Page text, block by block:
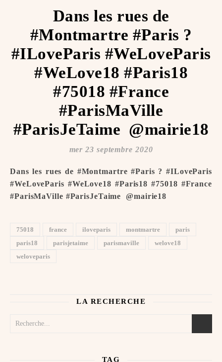
Dans les rues de
#Montmartre #Paris ?
#ILoveParis #WeLoveParis
#WeLove18 #Paris18
#75018 #France
#ParisMaVille
#ParisJeTaime ️ @mairie18
mer 23 septembre 2020
Dans les rues de #Montmartre #Paris ? #ILoveParis
#WeLoveParis #WeLove18 #Paris18 #75018 #France
#ParisMaVille #ParisJeTaime ️ @mairie18
75018 france iloveparis montmartre
paris
paris18
parisjetaime parismaville
welove18
weloveparis
LA RECHERCHE
TAG